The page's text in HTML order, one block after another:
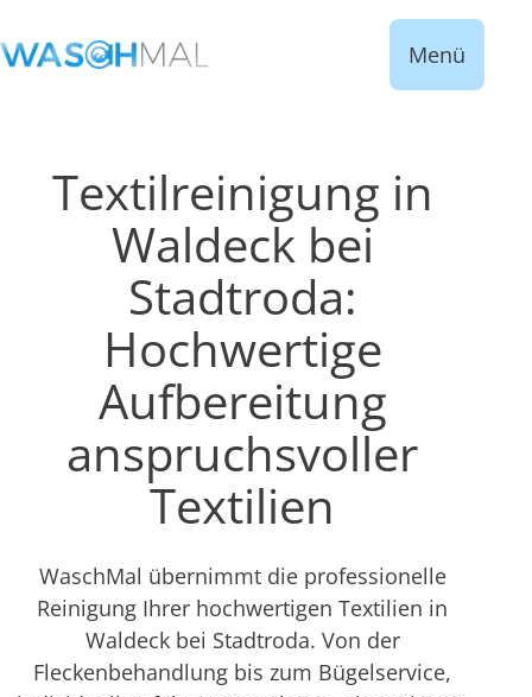
Menü
Textilreinigung in
Waldeck bei
Stadtroda:
Hochwertige
Aufbereitung
anspruchsvoller
Textilien
WaschMal übernimmt die professionelle
Reinigung Ihrer hochwertigen Textilien in
Waldeck bei Stadtroda. Von der
Fleckenbehandlung bis zum Bügelservice,